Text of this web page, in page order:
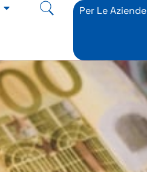
Per Le Aziende